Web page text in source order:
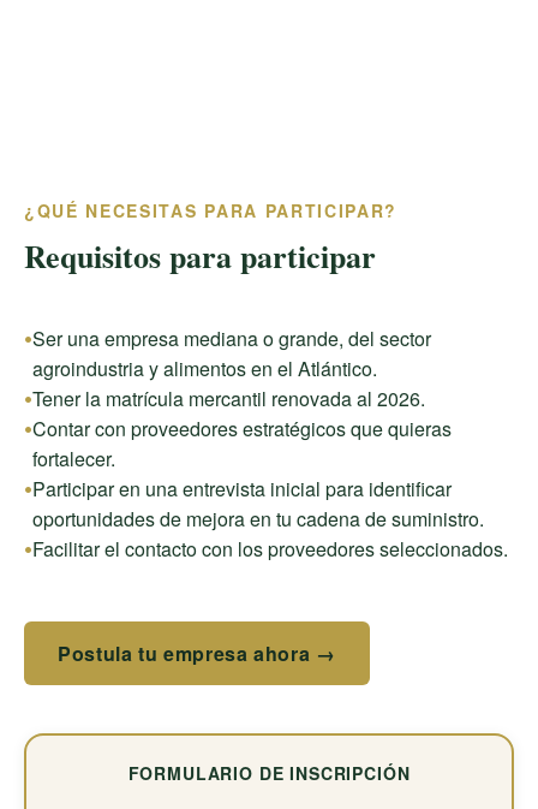
¿QUÉ NECESITAS PARA PARTICIPAR?
Requisitos para participar
Ser una empresa mediana o grande, del sector
agroindustria y alimentos en el Atlántico.
Tener la matrícula mercantil renovada al 2026.
Contar con proveedores estratégicos que quieras
fortalecer.
Participar en una entrevista inicial para identificar
oportunidades de mejora en tu cadena de suministro.
Facilitar el contacto con los proveedores seleccionados.
Postula tu empresa ahora →
FORMULARIO DE INSCRIPCIÓN